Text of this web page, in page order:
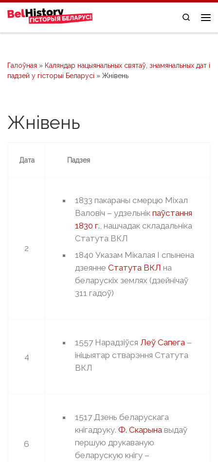
Skip to content
Search
Галоўная » Каляндар нацыянальных святаў, знамянальных дат і
падзей у гісторыі Беларусі » Жнівень
Жнівень
Дата Падзея
2
1833 пакараны смерцю Міхал
Валовіч – удзельнікпаўстання
1830 г. , нашчадак складальніка
Статута ВКЛ
1840 Указам Мікалая I спынена
дзеяннеСтатута ВКЛ на
беларускіх землях (дзейнічаў
311 гадоў)
4
1557 Нарадзіўся Леў Сапега –
ініцыятар стварэння Статута
ВКЛ
6
1517 Дзень беларускага
кнігадруку.Ф. Скарына выдаў
першую друкаваную
беларускую кнігу –